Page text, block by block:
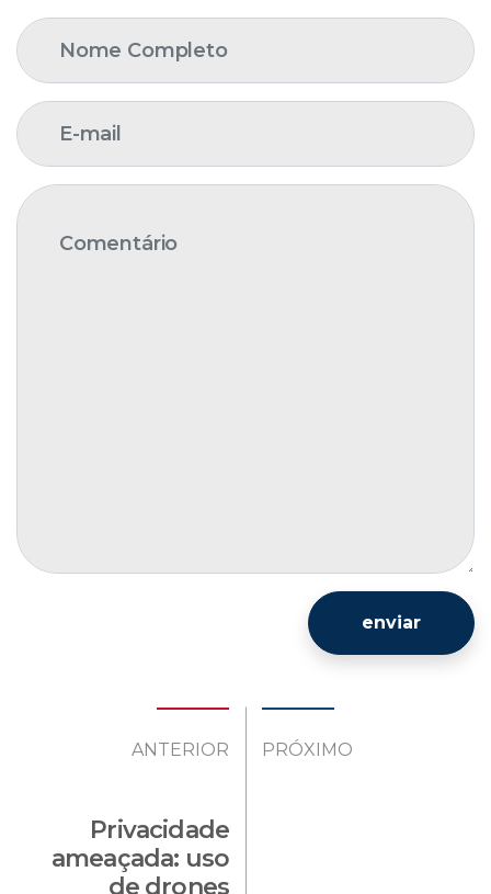
enviar
ANTERIOR
Privacidade
ameaçada: uso
de drones
PRÓXIMO